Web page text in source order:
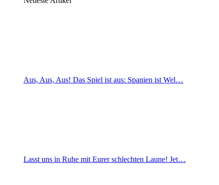
Aus, Aus, Aus! Das Spiel ist aus: Spanien ist Wel…
Lasst uns in Ruhe mit Eurer schlechten Laune! Jet…